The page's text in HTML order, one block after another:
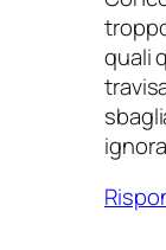
quali